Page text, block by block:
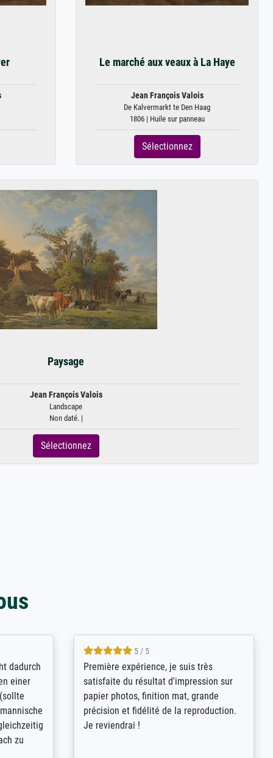
Le marché aux veaux à La Haye
Jean François Valois
De Kalvermarkt te Den Haag
1806 | Huile sur panneau
Sélectionnez
Paysage
Jean François Valois
Landscape
Non daté. |
Sélectionnez
sich
(ein
-
4.8 / 5
Qualité absolument irréprochable.
Extraordinaire diversité des thèmes
abordés et personnalisation des
demandes (recadrage, réajustement des
couleurs). Relation clientèle parfaite.